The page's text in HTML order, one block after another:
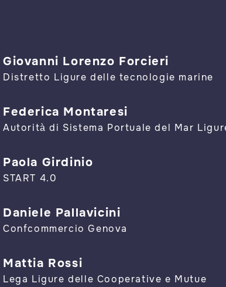
Giovanni Lorenzo Forcieri
Distretto Ligure delle tecnologie marine
Federica Montaresi
Autorità di Sistema Portuale del Mar
Paola Girdinio
START 4.0
Daniele Pallavicini
Confcommercio Genova
Mattia Rossi
Lega Ligure delle Cooperative e Mutue